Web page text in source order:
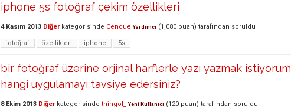
iphone 5s fotoğraf çekim özellikleri
4 Kasım 2013 Diğerkategorisinde Cenque Yardımcı (1,080 puan) tarafından soruldu
fotoğraf özellikleri iphone 5s
bir fotoğraf üzerine orjinal harflerle yazı yazmak istiyorum
hangi uygulamayı tavsiye edersiniz?
8 Ekim 2013 Diğerkategorisinde thingol_ Yeni Kullanıcı (120 puan) tarafından soruldu